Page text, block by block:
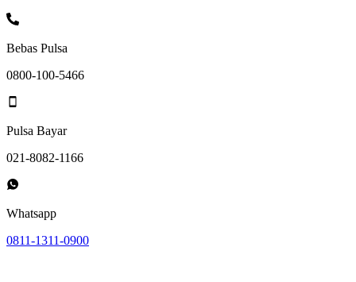
Bebas Pulsa
0800-100-5466
Pulsa Bayar
021-8082-1166
Whatsapp
0811-1311-0900